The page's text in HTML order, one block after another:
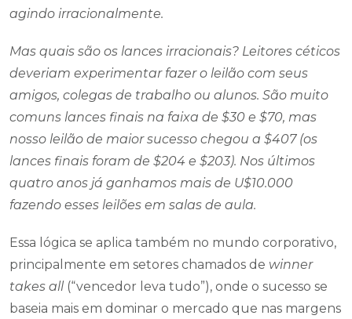
agindo irracionalmente.
Mas quais são os lances irracionais? Leitores céticos
deveriam experimentar fazer o leilão com seus
amigos, colegas de trabalho ou alunos. São muito
comuns lances finais na faixa de $30 e $70, mas
nosso leilão de maior sucesso chegou a $407 (os
lances finais foram de $204 e $203). Nos últimos
quatro anos já ganhamos mais de U$10.000
fazendo esses leilões em salas de aula.
Essa lógica se aplica também no mundo corporativo,
principalmente em setores chamados de winner
takes all(“vencedor leva tudo”), onde o sucesso se
baseia mais em dominar o mercado que nas margens